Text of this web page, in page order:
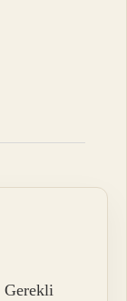
Gerekli